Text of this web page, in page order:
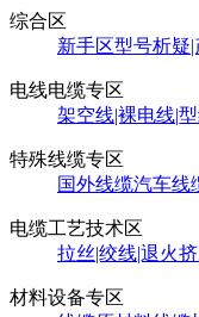
综合区
新手区型号析疑
电线电缆专区
架空线|裸电线|
特殊线缆专区
国外线缆汽车线
电缆工艺技术区
拉丝|绞线|退火
材料设备专区